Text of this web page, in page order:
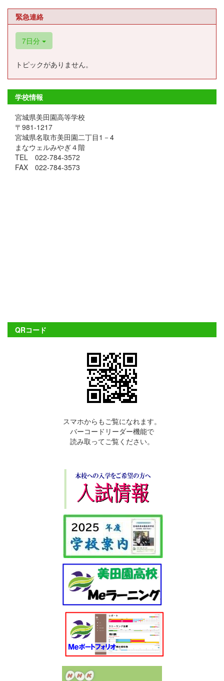
緊急連絡
7日分
トピックがありません。
学校情報
宮城県美田園高等学校
〒981-1217
宮城県名取市美田園二丁目1－4
まなウェルみやぎ４階
TEL 022-784-3572
FAX 022-784-3573
QRコード
スマホからもご覧になれます。
バーコードリーダー機能で
読み取ってご覧ください。